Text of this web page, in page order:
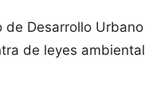
Desarrollo
de leyes